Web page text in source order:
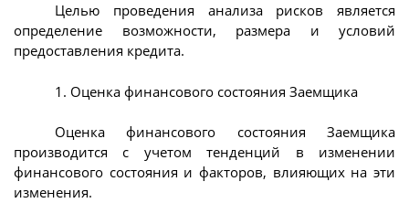
Целью проведения анализа рисков является
определение возможности, размера и условий
предоставления кредита.
1. Оценка финансового состояния Заемщика
Оценка финансового состояния Заемщика
производится с учетом тенденций в изменении
финансового состояния и факторов, влияющих на эти
изменения.